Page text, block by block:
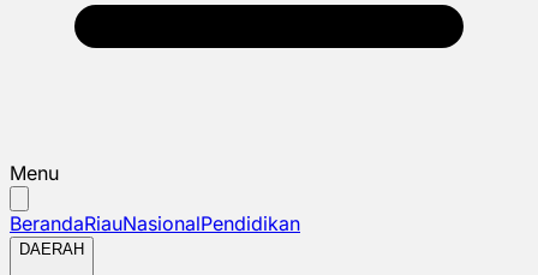
Menu
BerandaRiauNasionalPendidikan
DAERAH